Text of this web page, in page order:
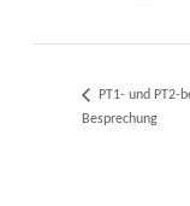
PT1- und PT2-
Besprechung